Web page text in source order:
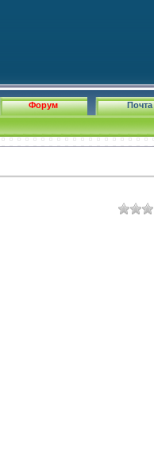
Почта
Форум